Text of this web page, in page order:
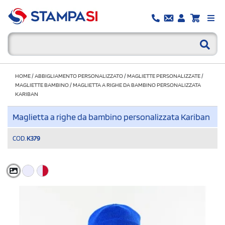
HOME/ABBIGLIAMENTO PERSONALIZZATO/MAGLIETTE PERSONALIZZATE/
MAGLIETTE BAMBINO/MAGLIETTA A RIGHE DA BAMBINO PERSONALIZZATA
KARIBAN
Maglietta a righe da bambino personalizzata Kariban
COD. K379